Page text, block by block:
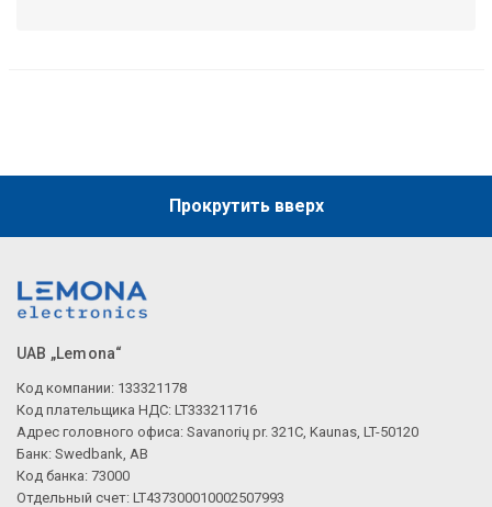
Прокрутить вверх
UAB „Lemona“
Код компании: 133321178
Код плательщика НДС: LT333211716
Адрес головного офиса: Savanorių pr. 321C, Kaunas, LT-50120
Банк: Swedbank, AB
Код банка: 73000
Отдельный счет: LT437300010002507993